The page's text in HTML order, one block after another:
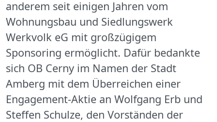
anderem seit einigen Jahren vom
Wohnungsbau und Siedlungswerk
Werkvolk eG mit großzügigem
Sponsoring ermöglicht. Dafür bedankte
sich OB Cerny im Namen der Stadt
Amberg mit dem Überreichen einer
Engagement-Aktie an Wolfgang Erb und
Steffen Schulze, den Vorständen der